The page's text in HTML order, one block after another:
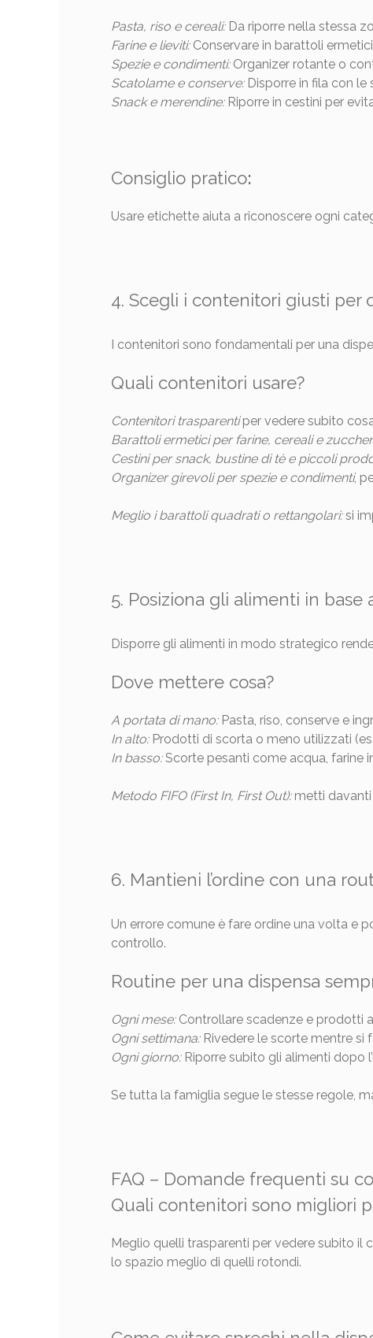
Pasta, riso e cereali: Da riporre nella stessa
Farine e lieviti: Conservare in barattoli
Spezie e condimenti: Organizer rotante o
Scatolame e conserve: Disporre in fila con
Snack e merendine: Riporre in cestini per
Consiglio pratico:
Usare etichette aiuta a riconoscere ogni
4. Scegli i contenitori giusti per
I contenitori sono fondamentali per una
Quali contenitori usare?
Contenitori trasparentiper vedere subito cosa
Barattoli ermetici per farine, cereali e
Cestini per snack, bustine di tè e piccoli
Organizer girevoli per spezie e condimenti,
Meglio i barattoli quadrati o rettangolari:si
5. Posiziona gli alimenti in base
Disporre gli alimenti in modo strategico
Dove mettere cosa?
A portata di mano:Pasta, riso, conserve e
In alto:Prodotti di scorta o meno utilizzati
In basso:Scorte pesanti come acqua, farine
Metodo FIFO (First In, First Out):metti davanti
6. Mantieni l’ordine con una
Un errore comune è fare ordine una volta e
controllo.
Routine per una dispensa
Ogni mese:Controllare scadenze e prodotti
Ogni settimana:Rivedere le scorte mentre si
Ogni giorno: Riporre subito gli alimenti dopo
Se tutta la famiglia segue le stesse regole,
FAQ – Domande frequenti su
Quali contenitori sono migliori
Meglio quelli trasparenti per vedere subito
lo spazio meglio di quelli rotondi.